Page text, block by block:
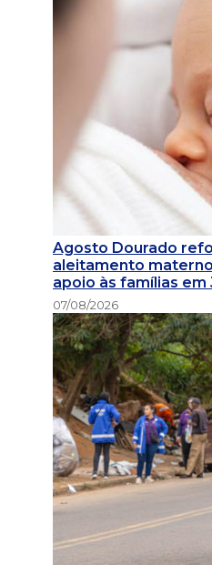
Agosto Dourado
aleitamento
apoio às famílias em
07/08/2026